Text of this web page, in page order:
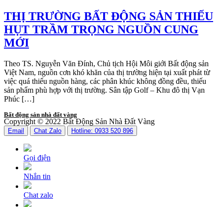
THỊ TRƯỜNG BẤT ĐỘNG SẢN THIẾU
HỤT TRẦM TRỌNG NGUỒN CUNG
MỚI
Theo TS. Nguyễn Văn Đính, Chủ tịch Hội Môi giới Bất động sản
Việt Nam, nguồn cơn khó khăn của thị trường hiện tại xuất phát từ
việc quá thiếu nguồn hàng, các phân khúc không đồng đều, thiếu
sản phẩm phù hợp với thị trường. Sân tập Golf – Khu đô thị Vạn
Phúc […]
Bất động sản nhà đất vàng
Copyright © 2022 Bất Động Sản Nhà Đất Vàng
Email Chat Zalo Hotline: 0933 520 896
Gọi điện
Nhắn tin
Chat zalo